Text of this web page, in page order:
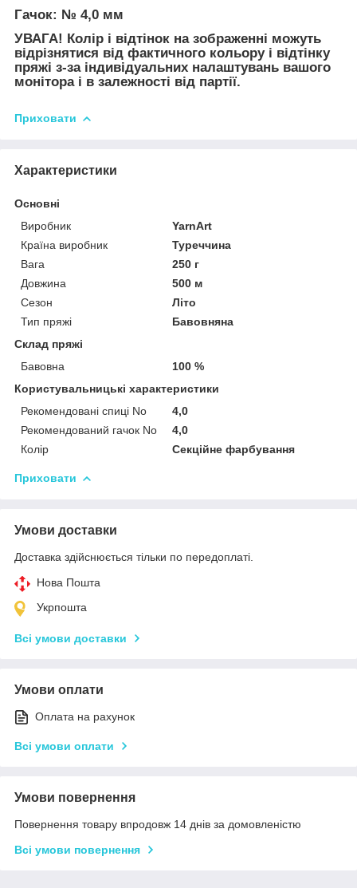
Гачок: № 4,0 мм
УВАГА! Колір і відтінок на зображенні можуть
відрізнятися від фактичного кольору і відтінку
пряжі з-за індивідуальних налаштувань вашого
монітора і в залежності від партії.
Приховати
Характеристики
Основні
Виробник
YarnArt
Країна виробник
Туреччина
Вага
250 г
Довжина
500 м
Сезон
Літо
Тип пряжі
Бавовняна
Склад пряжі
Бавовна
100 %
Користувальницькі характеристики
Рекомендовані спиці No
4,0
Рекомендований гачок No
4,0
Колір
Секційне фарбування
Приховати
Умови доставки
Доставка здійснюється тільки по передоплаті.
Нова Пошта
Укрпошта
Всі умови доставки
Умови оплати
Оплата на рахунок
Всі умови оплати
Умови повернення
Повернення товару впродовж 14 днів за домовленістю
Всі умови повернення